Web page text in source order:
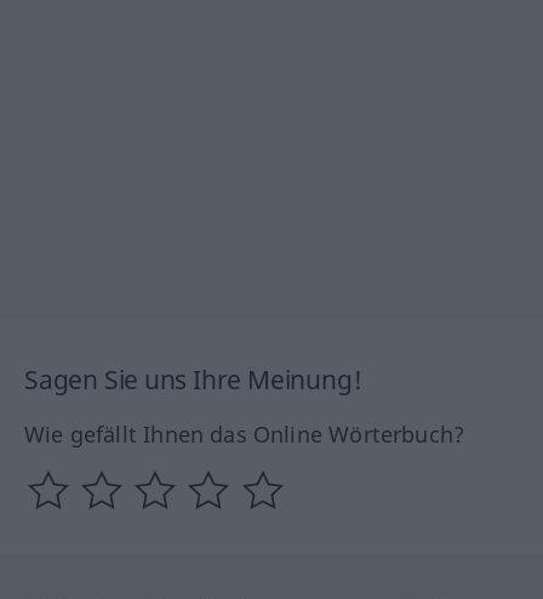
Sagen Sie uns Ihre Meinung!
Wie gefällt Ihnen das Online Wörterbuch?